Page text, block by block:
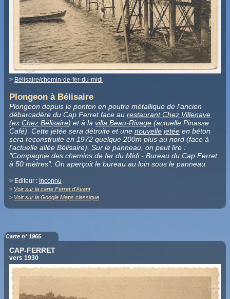
> Bélisaire/chemin-de-fer-du-midi
Plongeon à Bélisaire
Plongeon depuis le ponton en poutre métallique de l'ancien
débarcadère du Cap Ferret face au restaurant Chez Villenave
(ex Chez Bélisaire) et à la villa Beau-Rivage (actuelle Pinasse
Café). Cette jetée sera détruite et une nouvelle jetée en béton
sera reconstruite en 1972 quelque 200m plus au nord (face à
l'actuelle allée Bélisaire). Sur le panneau, on peut lire :
"Compagnie des chemins de fer du Midi - Bureau du Cap Ferret
à 50 mètres". On aperçoit le bureau au loin sous le panneau.
> Editeur : Inconnu
> Voir sur la carte Ferret d'Avant
> Voir sur la Google Maps classique
Carte n° 1965
CAP-FERRET
vers 1930